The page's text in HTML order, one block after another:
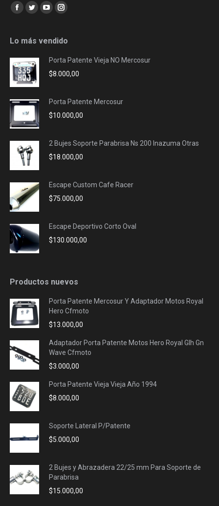
Encuéntranos en:
Facebook
opens
new
window
Twitter
opens
new
window
YouTube
opens
new
window
Instagram
opens
new
window
Lo más vendido
Porta Patente Vieja NO Mercosur
$8.000,00
Porta Patente Mercosur
$10.000,00
2 Bujes Soporte Parabrisa Ns 200 Inazuma Otras
$18.000,00
Escape Custom Cafe Racer
$75.000,00
Escape Deportivo Corto Oval
$130.000,00
Productos nuevos
Porta Patente Mercosur Y Adaptador Motos Royal
Hero Cfmoto
$13.000,00
Adaptador Porta Patente Motos Hero Royal Glh Gn
Wave Cfmoto
$3.000,00
Porta Patente Vieja Vieja Año 1994
$8.000,00
Soporte Lateral P/Patente
$5.000,00
2 Bujes y Abrazadera 22/25 mm Para Soporte de
Parabrisa
$15.000,00